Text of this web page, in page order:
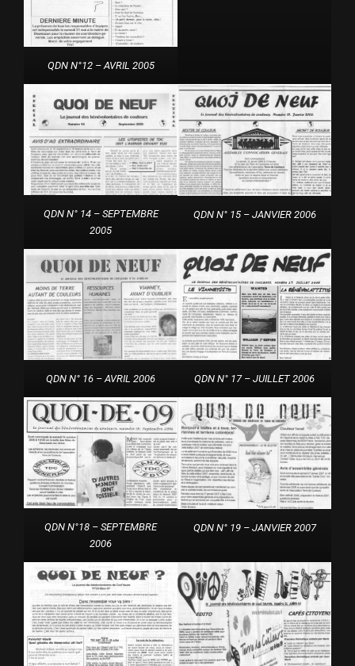
QDN N°12 – AVRIL 2005
QDN N° 14 – SEPTEMBRE
2005
QDN N° 15 – JANVIER 2006
QDN N° 16 – AVRIL 2006 QDN N° 17 – JUILLET 2006
QDN N°18 – SEPTEMBRE
2006
QDN N° 19 – JANVIER 2007